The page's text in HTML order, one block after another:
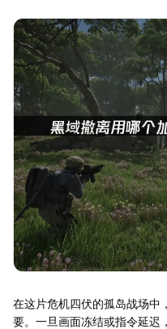
在这片危机四伏的孤岛战场中
要。一旦画面冻结或指令延迟